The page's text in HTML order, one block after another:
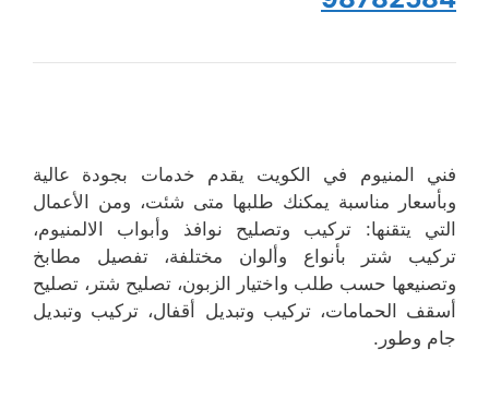
فني المنيوم في الكويت يقدم خدمات بجودة عالية
وبأسعار مناسبة يمكنك طلبها متى شئت، ومن الأعمال
التي يتقنها: تركيب وتصليح نوافذ وأبواب الالمنيوم،
تركيب شتر بأنواع وألوان مختلفة، تفصيل مطابخ
وتصنيعها حسب طلب واختيار الزبون، تصليح شتر، تصليح
أسقف الحمامات، تركيب وتبديل أقفال، تركيب وتبديل
جام وطور.